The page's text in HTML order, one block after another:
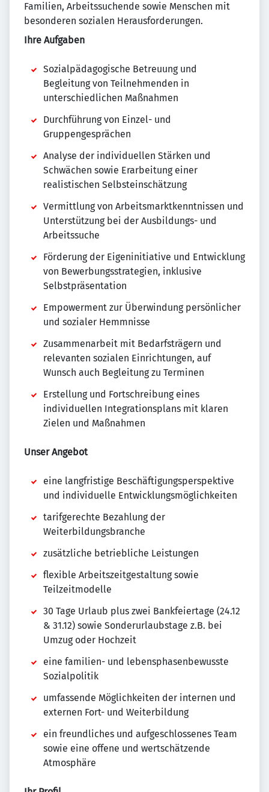
Familien, Arbeitssuchende sowie Menschen mit
besonderen sozialen Herausforderungen.
Ihre Aufgaben
Sozialpädagogische Betreuung und
Begleitung von Teilnehmenden in
unterschiedlichen Maßnahmen
Durchführung von Einzel- und
Gruppengesprächen
Analyse der individuellen Stärken und
Schwächen sowie Erarbeitung einer
realistischen Selbsteinschätzung
Vermittlung von Arbeitsmarktkenntnissen und
Unterstützung bei der Ausbildungs- und
Arbeitssuche
Förderung der Eigeninitiative und Entwicklung
von Bewerbungsstrategien, inklusive
Selbstpräsentation
Empowerment zur Überwindung persönlicher
und sozialer Hemmnisse
Zusammenarbeit mit Bedarfsträgern und
relevanten sozialen Einrichtungen, auf
Wunsch auch Begleitung zu Terminen
Erstellung und Fortschreibung eines
individuellen Integrationsplans mit klaren
Zielen und Maßnahmen
Unser Angebot
eine langfristige Beschäftigungsperspektive
und individuelle Entwicklungsmöglichkeiten
tarifgerechte Bezahlung der
Weiterbildungsbranche
zusätzliche betriebliche Leistungen
flexible Arbeitszeitgestaltung sowie
Teilzeitmodelle
30 Tage Urlaub plus zwei Bankfeiertage (24.12
& 31.12) sowie Sonderurlaubstage z.B. bei
Umzug oder Hochzeit
eine familien- und lebensphasenbewusste
Sozialpolitik
umfassende Möglichkeiten der internen und
externen Fort- und Weiterbildung
ein freundliches und aufgeschlossenes Team
sowie eine offene und wertschätzende
Atmosphäre